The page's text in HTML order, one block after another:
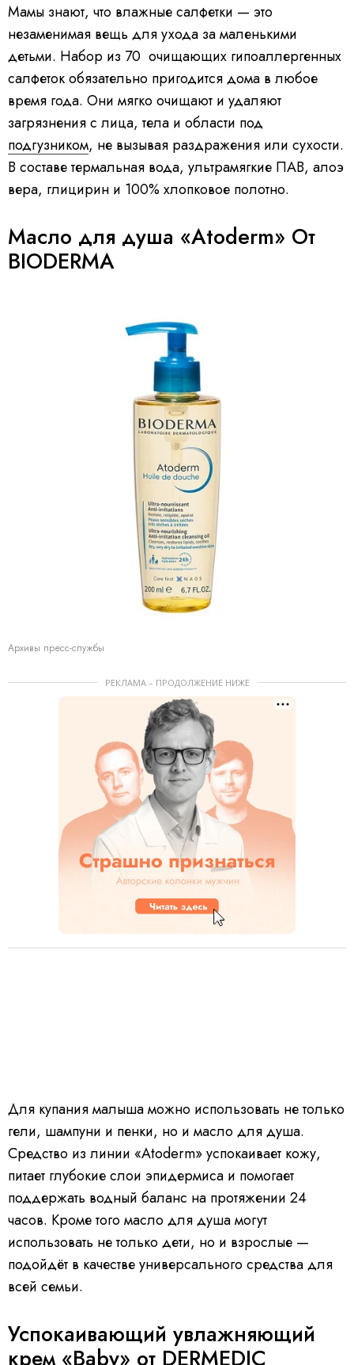
Мамы знают, что влажные салфетки — это
незаменимая вещь для ухода за маленькими
детьми. Набор из 70 очищающих гипоаллергенных
салфеток обязательно пригодится дома в любое
время года. Они мягко очищают и удаляют
загрязнения с лица, тела и области под
подгузником, не вызывая раздражения или сухости.
В составе термальная вода, ультрамягкие ПАВ, алоэ
вера, глицирин и 100% хлопковое полотно.
Масло для душа «Atoderm» От
BIODERMA
Архивы пресс-службы
РЕКЛАМА – ПРОДОЛЖЕНИЕ НИЖЕ
Для купания малыша можно использовать не только
гели, шампуни и пенки, но и масло для душа.
Средство из линии «Atoderm» успокаивает кожу,
питает глубокие слои эпидермиса и помогает
поддержать водный баланс на протяжении 24
часов. Кроме того масло для душа могут
использовать не только дети, но и взрослые —
подойдёт в качестве универсального средства для
всей семьи.
Успокаивающий увлажняющий
крем «Baby» от DERMEDIC